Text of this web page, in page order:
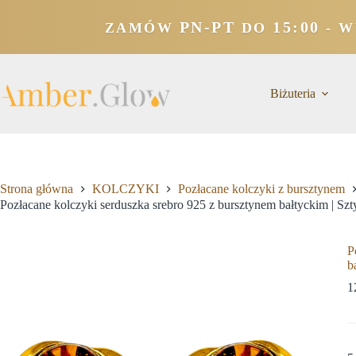
ZAMÓW PN-PT DO 15:00 -
Biżuteria
Strona główna KOLCZYKI
Pozłacane kolczyki z bursztynem
Pozłacane kolczyki serduszka srebro 925 z bursztynem bałtyckim |